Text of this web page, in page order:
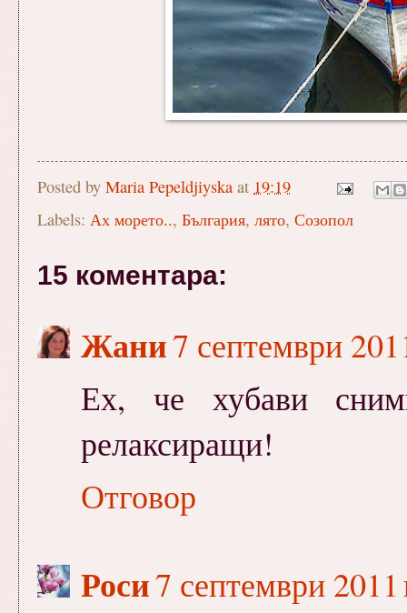
Posted by Maria Pepeldjiyska at 19:19
Labels: Ах морето.., България, лято, Созопол
15 коментара:
Жани7 септември
Ех, че хубави
релаксиращи!
Отговор
Роси7 септември 2011